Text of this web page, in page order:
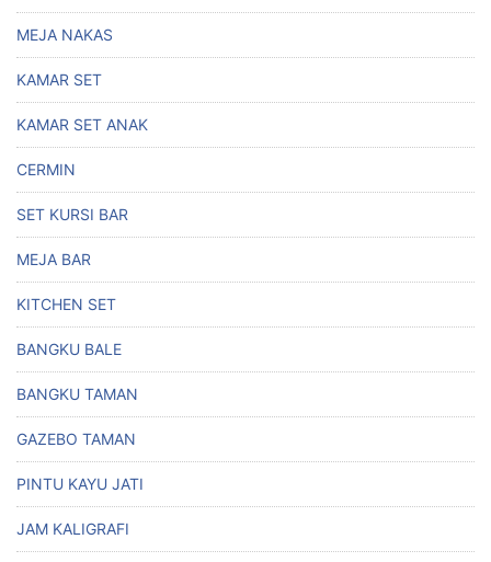
MEJA NAKAS
KAMAR SET
KAMAR SET ANAK
CERMIN
SET KURSI BAR
MEJA BAR
KITCHEN SET
BANGKU BALE
BANGKU TAMAN
GAZEBO TAMAN
PINTU KAYU JATI
JAM KALIGRAFI